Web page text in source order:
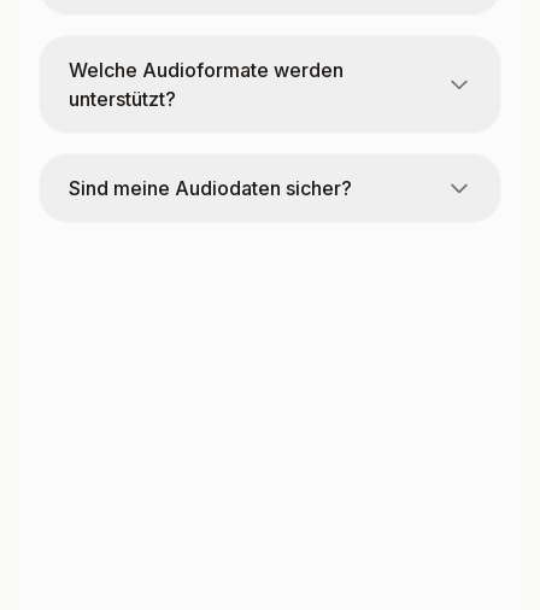
Welche Audioformate werden
unterstützt?
Sind meine Audiodaten sicher?